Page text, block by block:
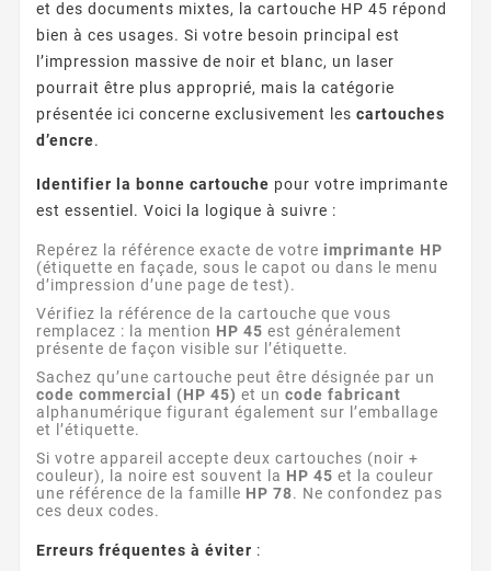
et des documents mixtes, la cartouche HP 45 répond
bien à ces usages. Si votre besoin principal est
l’impression massive de noir et blanc, un laser
pourrait être plus approprié, mais la catégorie
présentée ici concerne exclusivement les cartouches
d’encre.
Identifier la bonne cartouche pour votre imprimante
est essentiel. Voici la logique à suivre :
Repérez la référence exacte de votre imprimante HP
(étiquette en façade, sous le capot ou dans le menu
d’impression d’une page de test).
Vérifiez la référence de la cartouche que vous
remplacez : la mention HP 45 est généralement
présente de façon visible sur l’étiquette.
Sachez qu’une cartouche peut être désignée par un
code commercial (HP 45) et un code fabricant
alphanumérique figurant également sur l’emballage
et l’étiquette.
Si votre appareil accepte deux cartouches (noir +
couleur), la noire est souvent la HP 45 et la couleur
une référence de la famille HP 78. Ne confondez pas
ces deux codes.
Erreurs fréquentes à éviter :